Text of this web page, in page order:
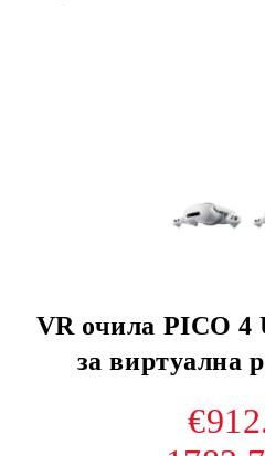
VR очила PICO
за виртуална